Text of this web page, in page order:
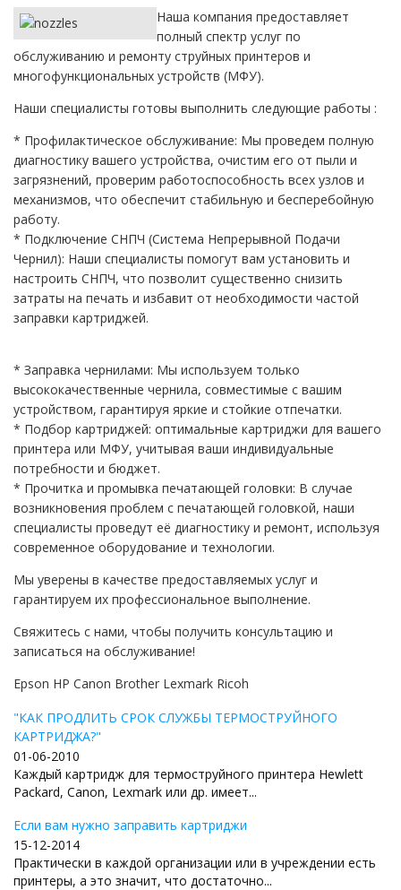
Наша компания предоставляет
полный спектр услуг по
обслуживанию и ремонту струйных принтеров и
многофункциональных устройств (МФУ).
Наши специалисты готовы выполнить следующие работы :
* Профилактическое обслуживание: Мы проведем полную
диагностику вашего устройства, очистим его от пыли и
загрязнений, проверим работоспособность всех узлов и
механизмов, что обеспечит стабильную и бесперебойную
работу.
* Подключение СНПЧ (Система Непрерывной Подачи
Чернил): Наши специалисты помогут вам установить и
настроить СНПЧ, что позволит существенно снизить
затраты на печать и избавит от необходимости частой
заправки картриджей.
* Заправка чернилами: Мы используем только
высококачественные чернила, совместимые с вашим
устройством, гарантируя яркие и стойкие отпечатки.
* Подбор картриджей: оптимальные картриджи для вашего
принтера или МФУ, учитывая ваши индивидуальные
потребности и бюджет.
* Прочитка и промывка печатающей головки: В случае
возникновения проблем с печатающей головкой, наши
специалисты проведут её диагностику и ремонт, используя
современное оборудование и технологии.
Мы уверены в качестве предоставляемых услуг и
гарантируем их профессиональное выполнение.
Свяжитесь с нами, чтобы получить консультацию и
записаться на обслуживание!
Epson HP Canon Brother Lexmark Ricoh
"КАК ПРОДЛИТЬ СРОК СЛУЖБЫ ТЕРМОСТРУЙНОГО
КАРТРИДЖА?"
01-06-2010
Каждый картридж для термоструйного принтера Hewlett
Packard, Canon, Lexmark или др. имеет...
Если вам нужно заправить картриджи
15-12-2014
Практически в каждой организации или в учреждении есть
принтеры, а это значит, что достаточно...